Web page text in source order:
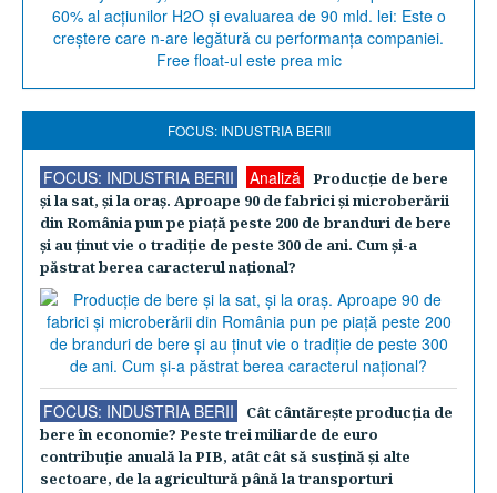
FOCUS: INDUSTRIA BERII
FOCUS: INDUSTRIA BERII Analiză
Producţie de bere
şi la sat, şi la oraş. Aproape 90 de fabrici şi microberării
din România pun pe piaţă peste 200 de branduri de bere
şi au ţinut vie o tradiţie de peste 300 de ani. Cum şi-a
păstrat berea caracterul naţional?
FOCUS: INDUSTRIA BERII
Cât cântăreşte producţia de
bere în economie? Peste trei miliarde de euro
contribuţie anuală la PIB, atât cât să susţină şi alte
sectoare, de la agricultură până la transporturi